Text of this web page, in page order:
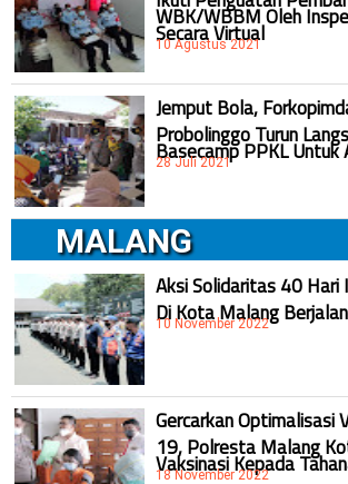
WBK/WBBM Oleh
Secara Virtual
10 Agustus 2021
Jemput Bola,
Probolinggo Turun
Basecamp PPKL Untuk
28 Juli 2021
MALANG
Aksi Solidaritas 40 Hari
Di Kota Malang
10 November 2022
Gercarkan Optimalisasi
19, Polresta Malang
Vaksinasi Kepada
18 November 2022